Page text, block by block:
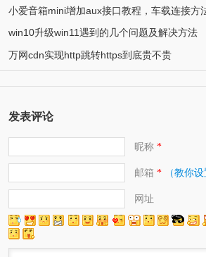
小爱音箱mini增加aux接口教程，车载连接方
win10升级win11遇到的几个问题及解决方法
万网cdn实现http跳转https到底贵不贵
发表评论
昵称*
邮箱 * （教你
网址